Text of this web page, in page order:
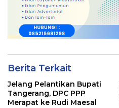
Berita Terkait
Jelang Pelantikan Bupati
Tangerang, DPC PPP
Merapat ke Rudi Maesal